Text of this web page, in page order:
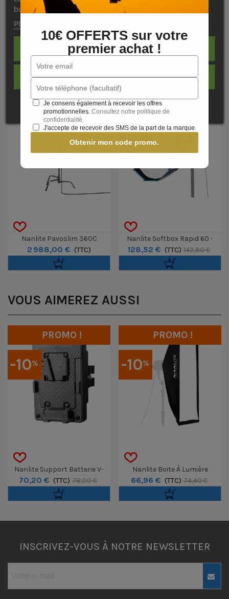
Caractéristiques
NOS PRODUITS
COMPLÉMENTAIRES
Nanlite Pavoslim 360C
RGBWW
2 988,00 € (TTC)
-10%
PROMO !
Nanlite Softbox Rapid 60 -
Monture FM
128,52 € (TTC) 142,80 €
VOUS AIMEREZ AUSSI
-10%
PROMO !
Nanlite Support Batterie V-
Mount Pour Forza 60
70,20 € (TTC) 78,00 €
-10%
PROMO !
Nanlite Boite À Lumière
110x45cm Pour Forza FS
66,96 € (TTC) 74,40 €
INSCRIVEZ-VOUS À NOTRE NEWSLETTER
bouton Accepter.
Plus d'informations
REJETER TOUT
J'ACCEPTE
10€ OFFERTS sur votre
premier achat !
Je consens également à recevoir les offres
promotionnelles. Consultez notre politique de
confidentialité.
J'accepte de recevoir des SMS de la part de la marque.
Obtenir mon code promo.